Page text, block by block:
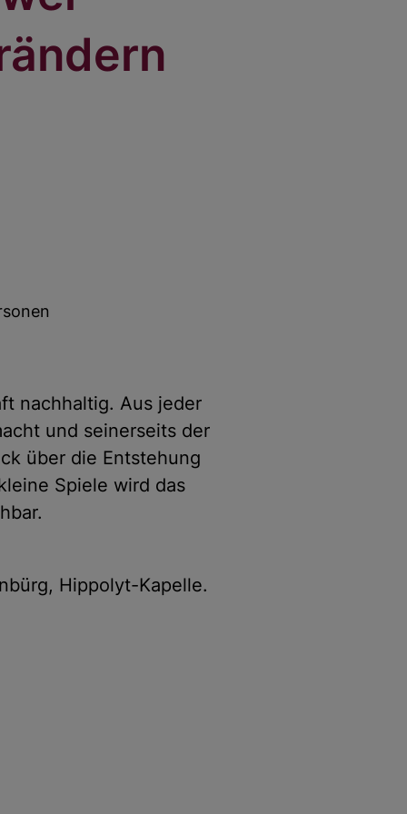
nachhaltig. Aus jeder
und seinerseits der
über die Entstehung
Spiele wird das
Hippolyt-Kapelle.